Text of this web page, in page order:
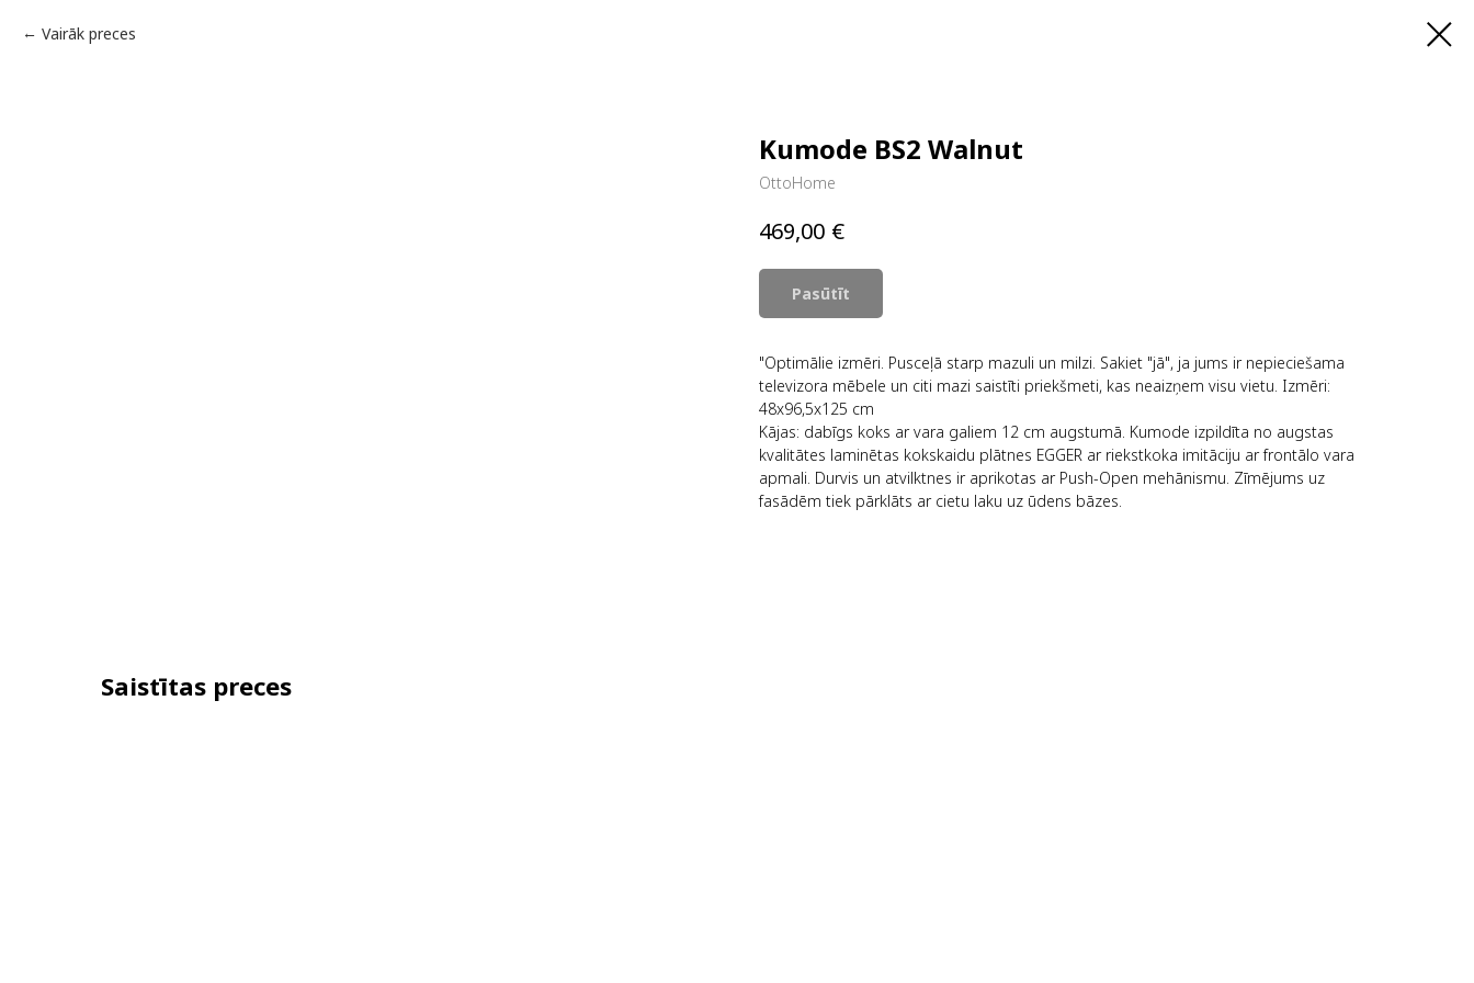
Vairāk preces
Kumode BS2 Walnut
OttoHome
469,00 €
Pasūtīt
"Optimālie izmēri. Pusceļā starp mazuli un milzi. Sakiet "jā", ja jums ir nepieciešama
televizora mēbele un citi mazi saistīti priekšmeti, kas neaizņem visu vietu. Izmēri:
48x96,5x125 cm
Kājas: dabīgs koks ar vara galiem 12 cm augstumā. Kumode izpildīta no augstas
kvalitātes laminētas kokskaidu plātnes EGGER ar riekstkoka imitāciju ar frontālo vara
apmali. Durvis un atvilktnes ir aprikotas ar Push-Open mehānismu. Zīmējums uz
fasādēm tiek pārklāts ar cietu laku uz ūdens bāzes.
Saistītas preces